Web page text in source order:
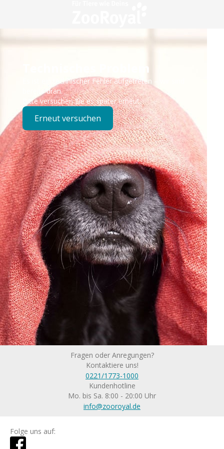
Technisches Problem
Es ist ein technischer Fehler aufgetreten – wir sind
bereits dran.
Bitte versuchen Sie es später erneut.
Erneut versuchen
Fragen oder Anregungen?
Kontaktiere uns!
0221/1773-1000
Kundenhotline
Mo. bis Sa. 8:00 - 20:00 Uhr
info@zooroyal.de
Folge uns auf: